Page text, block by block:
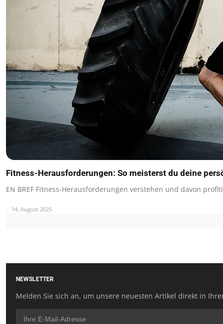
Fitness-Herausforderungen: So meisterst du deine
EN BREF Fitness-Herausforderungen verstehen und davon
14. August 2025
NEWSLETTER
Melden Sie sich an, um unsere neuesten Artikel direkt in